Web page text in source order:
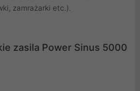
zamrażarki etc.).
zasila Power Sinus 5000